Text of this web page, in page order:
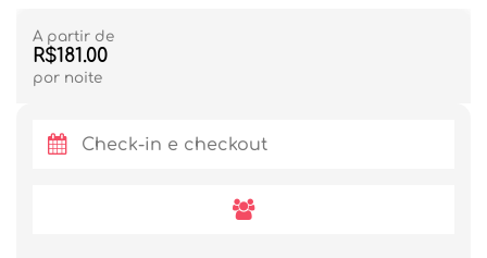
A partir de
R$181.00
por noite